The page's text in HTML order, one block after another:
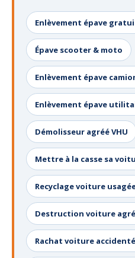
Centreagréé VHU 77 :
Centre agréé VHU 78 :
Centreagréé VHU 91 :
Centre agréé VHU 92 :
Centreagréé VHU 93 :
Centreagréé VHU 94 :
Centreagréé VHU 95 :
DOCUMENTSÀ JOINDRE
RACHAT
CONTACT
Enlèvement épave
Épave scooter & moto
Enlèvement épave
Enlèvement épave
Démolisseur agréé VHU
Mettre à la casse sa
Recyclage voiture
Destruction voiture
Rachat voiture